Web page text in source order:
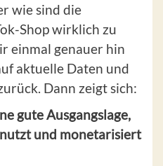
wie sind die
Shop wirklich zu
einmal genauer hin
aktuelle Daten und
Dann zeigt sich:
gute Ausgangslage,
und monetarisiert